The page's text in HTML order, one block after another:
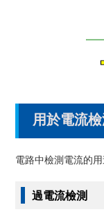
用於電流
電路中檢測電流的用
過電流檢測